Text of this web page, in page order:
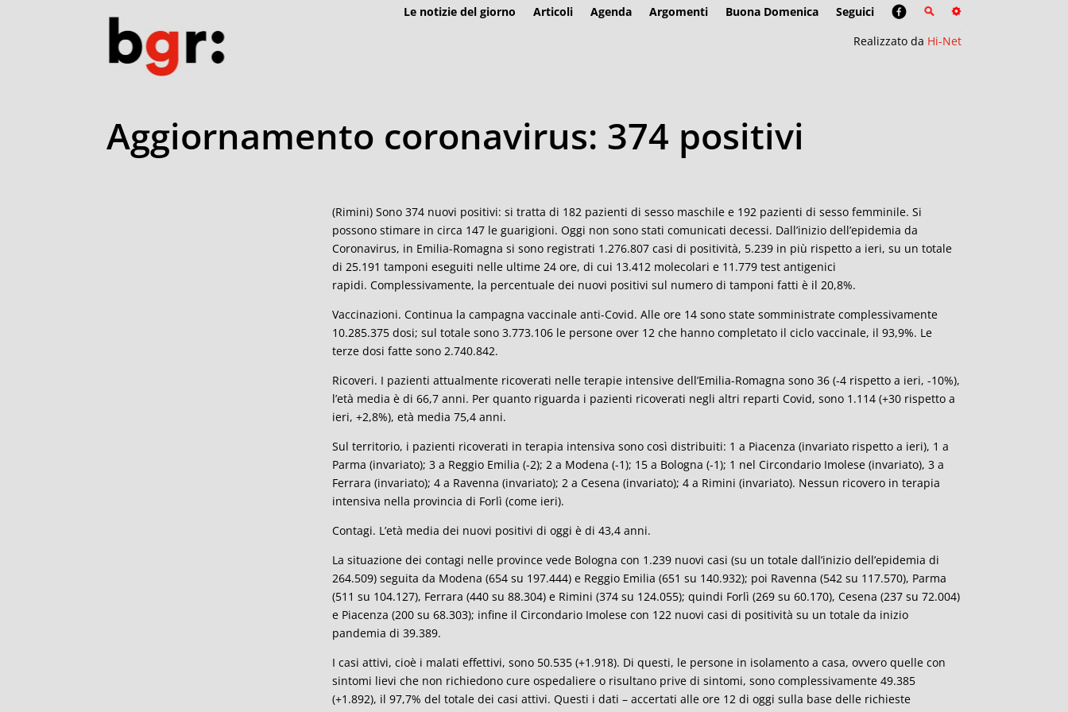
Le notizie del giorno Articoli Agenda Argomenti Buona Domenica
Seguici
Realizzato da Hi-Net
Aggiornamento coronavirus: 374 positivi
(Rimini) Sono 374 nuovi positivi: si tratta di 182 pazienti di sesso maschile e 192 pazienti di sesso femminile. Si
possono stimare in circa 147 le guarigioni. Oggi non sono stati comunicati decessi. Dall’inizio dell’epidemia da
Coronavirus, in Emilia-Romagna si sono registrati 1.276.807 casi di positività, 5.239 in più rispetto a ieri, su un totale
di 25.191 tamponi eseguiti nelle ultime 24 ore, di cui 13.412 molecolari e 11.779 test antigenici
rapidi. Complessivamente, la percentuale dei nuovi positivi sul numero di tamponi fatti è il 20,8%.
Vaccinazioni. Continua la campagna vaccinale anti-Covid. Alle ore 14 sono state somministrate complessivamente
10.285.375 dosi; sul totale sono 3.773.106 le persone over 12 che hanno completato il ciclo vaccinale, il 93,9%. Le
terze dosi fatte sono 2.740.842.
Ricoveri. I pazienti attualmente ricoverati nelle terapie intensive dell’Emilia-Romagna sono 36 (-4 rispetto a ieri, -10%),
l’età media è di 66,7 anni. Per quanto riguarda i pazienti ricoverati negli altri reparti Covid, sono 1.114 (+30 rispetto a
ieri, +2,8%), età media 75,4 anni.
Sul territorio, i pazienti ricoverati in terapia intensiva sono così distribuiti: 1 a Piacenza (invariato rispetto a ieri), 1 a
Parma (invariato); 3 a Reggio Emilia (-2); 2 a Modena (-1); 15 a Bologna (-1); 1 nel Circondario Imolese (invariato), 3 a
Ferrara (invariato); 4 a Ravenna (invariato); 2 a Cesena (invariato); 4 a Rimini (invariato). Nessun ricovero in terapia
intensiva nella provincia di Forlì (come ieri).
Contagi. L’età media dei nuovi positivi di oggi è di 43,4 anni.
La situazione dei contagi nelle province vede Bologna con 1.239 nuovi casi (su un totale dall’inizio dell’epidemia di
264.509) seguita da Modena (654 su 197.444) e Reggio Emilia (651 su 140.932); poi Ravenna (542 su 117.570), Parma
(511 su 104.127), Ferrara (440 su 88.304) e Rimini (374 su 124.055); quindi Forlì (269 su 60.170), Cesena (237 su 72.004)
e Piacenza (200 su 68.303); infine il Circondario Imolese con 122 nuovi casi di positività su un totale da inizio
pandemia di 39.389.
I casi attivi, cioè i malati effettivi, sono 50.535 (+1.918). Di questi, le persone in isolamento a casa, ovvero quelle con
sintomi lievi che non richiedono cure ospedaliere o risultano prive di sintomi, sono complessivamente 49.385
(+1.892), il 97,7% del totale dei casi attivi. Questi i dati – accertati alle ore 12 di oggi sulla base delle richieste